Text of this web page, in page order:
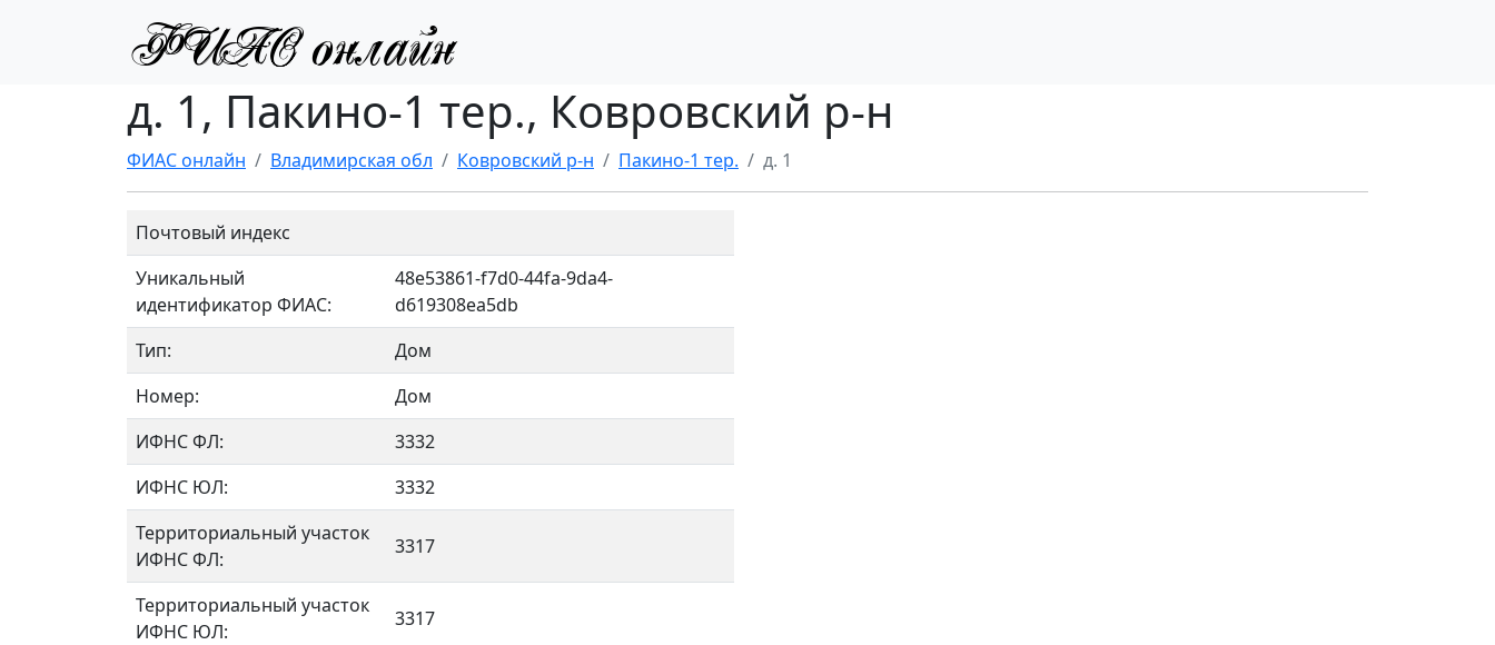
д. 1, Пакино-1 тер., Ковровский р-н
ФИАС онлайн Владимирская обл Ковровский р-н Пакино-1 тер. д. 1
Почтовый индекс
Уникальный
идентификатор ФИАС:
48e53861-f7d0-44fa-9da4-
d619308ea5db
Тип:
Дом
Номер:
Дом
ИФНС ФЛ:
3332
ИФНС ЮЛ:
3332
Территориальный участок
ИФНС ФЛ:
3317
Территориальный участок
ИФНС ЮЛ:
3317